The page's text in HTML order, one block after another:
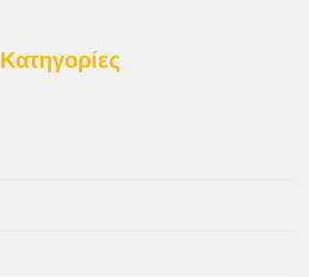
Κατηγορίες